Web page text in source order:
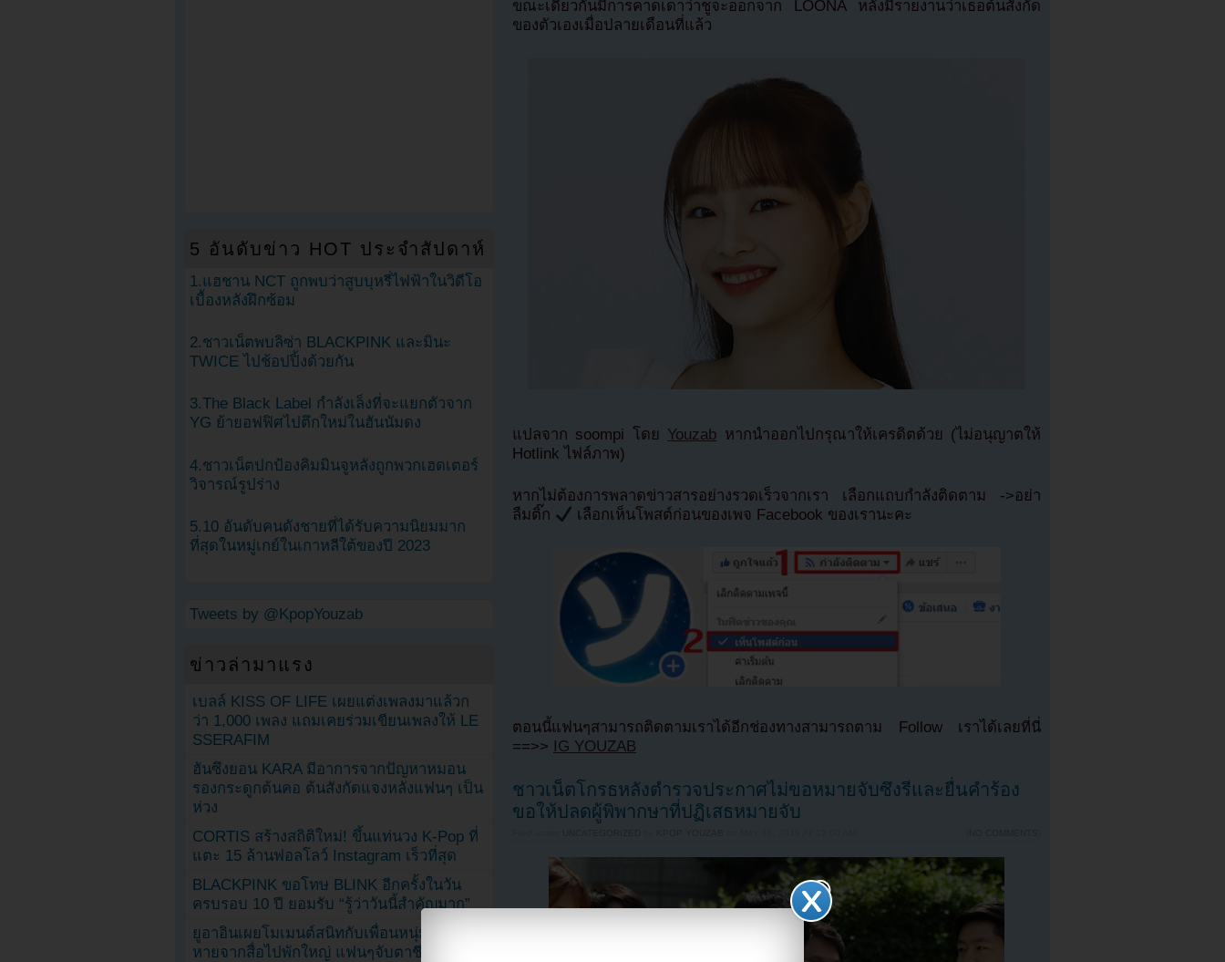
ขณะเดียวกันมีการคาดเดาว่าชูจะออกจาก LOONA หลังมีรายงานว่าเธอต้นสังกัด
ของตัวเองเมื่อปลายเดือนที่แล้ว
แปลจาก soompi โดย Youzab หากนำออกไปกรุณาให้เครดิตด้วย (ไม่อนุญาตให้
Hotlink ไฟล์ภาพ)
หากไม่ต้องการพลาดข่าวสารอย่างรวดเร็วจากเรา เลือกแถบกำลังติดตาม ->อย่า
ลืมติ๊ก
เลือกเห็นโพสต์ก่อนของเพจ Facebook ของเรานะคะ
ตอนนี้แฟนๆสามารถติดตามเราได้อีกช่องทางสามารถตาม Follow เราได้เลยที่นี่
==>> IG YOUZAB
ชาวเน็ตโกรธหลังตำรวจประกาศไม่ขอหมายจับซึงรีและยื่นคำร้อง
ขอให้ปลดผู้พิพากษาที่ปฏิเสธหมายจับ
UNCATEGORIZED KPOP YOUZAB NO COMMENTS
5 อันดับข่าว HOT ประจำสัปดาห์
1.แฮชาน NCT ถูกพบว่าสูบบุหรี่ไฟฟ้าในวิดีโอ
เบื้องหลังฝึกซ้อม
2.ชาวเน็ตพบลิซ่า BLACKPINK และมินะ
TWICE ไปช้อปปิ้งด้วยกัน
3.The Black Label กำลังเล็งที่จะแยกตัวจาก
YG ย้ายอฟฟิศไปตึกใหม่ในฮันนัมดง
4.ชาวเน็ตปกป้องคิมมินจูหลังถูกพวกเฮดเตอร์
วิจารณ์รูปร่าง
5.10 อันดับคนดังชายที่ได้รับความนิยมมาก
ที่สุดในหมู่เกย์ในเกาหลีใต้ของปี 2023
Tweets by @KpopYouzab
ข่าวล่ามาแรง
เบลล์ KISS OF LIFE เผยแต่งเพลงมาแล้วก
ว่า 1,000 เพลง แถมเคยร่วมเขียนเพลงให้ LE
SSERAFIM
ฮันซึงยอน KARA มีอาการจากปัญหาหมอน
รองกระดูกต้นคอ ต้นสังกัดแจงหลังแฟนๆ เป็น
ห่วง
CORTIS สร้างสถิติใหม่! ขึ้นแท่นวง K-Pop ที่
แตะ 15 ล้านฟอลโลว์ Instagram เร็วที่สุด
BLACKPINK ขอโทษ BLINK อีกครั้งในวัน
ครบรอบ 10 ปี ยอมรับ “รู้ว่าวันนี้สำคัญมาก”
ยูอาอินเผยโมเมนต์สนิทกับเพื่อนหนุ่ม หลัง
หายจากสื่อไปพักใหญ่ แฟนๆจับตาชีวิตล่าสุด